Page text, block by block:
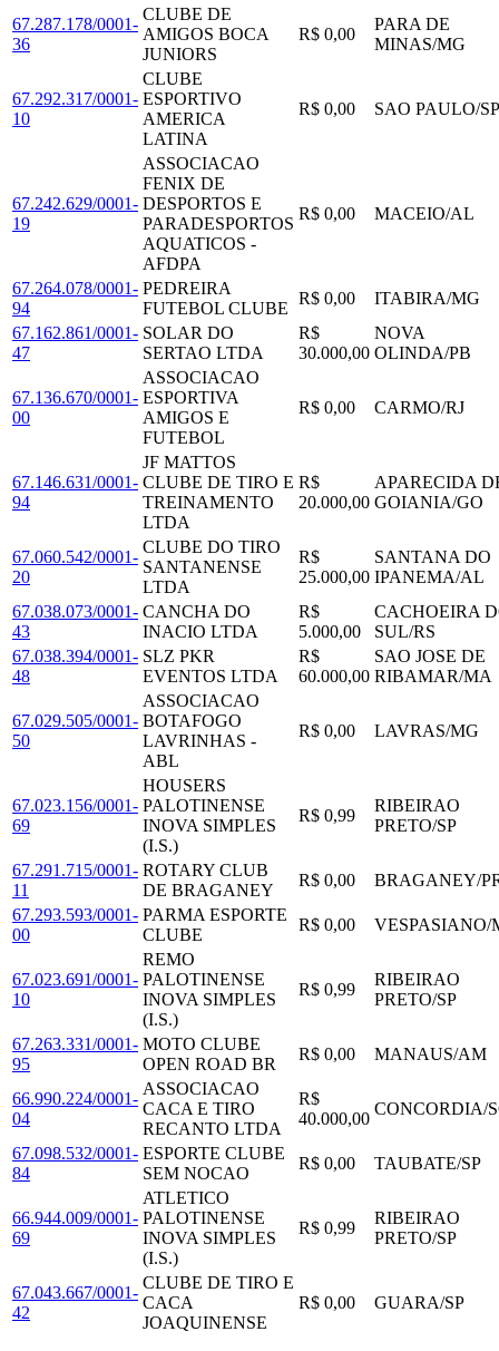
67.287.178/0001-
36
CLUBE DE
AMIGOS BOCA
JUNIORS
R$ 0,00
PARA DE
MINAS/MG
67.292.317/0001-
10
CLUBE
ESPORTIVO
AMERICA
LATINA
R$ 0,00 SAO PAULO/SP
67.242.629/0001-
19
ASSOCIACAO
FENIX DE
DESPORTOS E
PARADESPORTOS
AQUATICOS -
AFDPA
R$ 0,00 MACEIO/AL
67.264.078/0001-
94
PEDREIRA
FUTEBOL CLUBE
R$ 0,00 ITABIRA/MG
67.162.861/0001-
47
SOLAR DO
SERTAO LTDA
R$
30.000,00
NOVA
OLINDA/PB
67.136.670/0001-
00
ASSOCIACAO
ESPORTIVA
AMIGOS E
FUTEBOL
R$ 0,00 CARMO/RJ
67.146.631/0001-
94
JF MATTOS
CLUBE DE TIRO E
TREINAMENTO
LTDA
R$
20.000,00
APARECIDA
GOIANIA/GO
67.060.542/0001-
20
CLUBE DO TIRO
SANTANENSE
LTDA
R$
25.000,00
SANTANA DO
IPANEMA/AL
67.038.073/0001-
43
CANCHA DO
INACIO LTDA
R$
5.000,00
CACHOEIRA
SUL/RS
67.038.394/0001-
48
SLZ PKR
EVENTOS LTDA
R$
60.000,00
SAO JOSE DE
RIBAMAR/MA
67.029.505/0001-
50
ASSOCIACAO
BOTAFOGO
LAVRINHAS -
ABL
R$ 0,00 LAVRAS/MG
67.023.156/0001-
69
HOUSERS
PALOTINENSE
INOVA SIMPLES
(I.S.)
R$ 0,99
RIBEIRAO
PRETO/SP
67.291.715/0001-
11
ROTARY CLUB
DE BRAGANEY
R$ 0,00 BRAGANEY/
67.293.593/0001-
00
PARMA ESPORTE
CLUBE
R$ 0,00 VESPASIANO/
67.023.691/0001-
10
REMO
PALOTINENSE
INOVA SIMPLES
(I.S.)
R$ 0,99
RIBEIRAO
PRETO/SP
67.263.331/0001-
95
MOTO CLUBE
OPEN ROAD BR
R$ 0,00 MANAUS/AM
66.990.224/0001-
04
ASSOCIACAO
CACA E TIRO
RECANTO LTDA
R$
40.000,00
CONCORDIA/
67.098.532/0001-
84
ESPORTE CLUBE
SEM NOCAO
R$ 0,00 TAUBATE/SP
66.944.009/0001-
69
ATLETICO
PALOTINENSE
INOVA SIMPLES
(I.S.)
R$ 0,99
RIBEIRAO
PRETO/SP
67.043.667/0001-
42
CLUBE DE TIRO E
CACA
JOAQUINENSE
R$ 0,00 GUARA/SP